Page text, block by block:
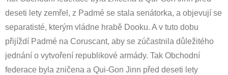
deseti lety zemřel, z Padmé se stala senátorka, a objevují se
separatisté, kterým vládne hrabě Dooku. A v tuto dobu
přijíždí Padmé na Coruscant, aby se zúčastnila důležitého
jednání o vytvoření republikové armády. Tak Obchodní
federace byla zničena a Qui-Gon Jinn před deseti lety